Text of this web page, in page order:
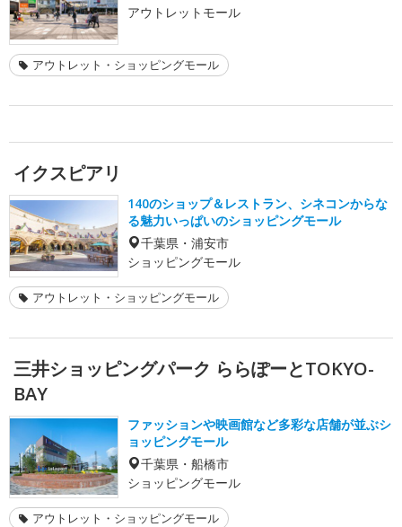
アウトレットモール
アウトレット・ショッピングモール
イクスピアリ
140のショップ＆レストラン、シネコンからな
る魅力いっぱいのショッピングモール
千葉県・浦安市
ショッピングモール
アウトレット・ショッピングモール
三井ショッピングパーク ららぽーとTOKYO-
BAY
ファッションや映画館など多彩な店舗が並ぶシ
ョッピングモール
千葉県・船橋市
ショッピングモール
アウトレット・ショッピングモール